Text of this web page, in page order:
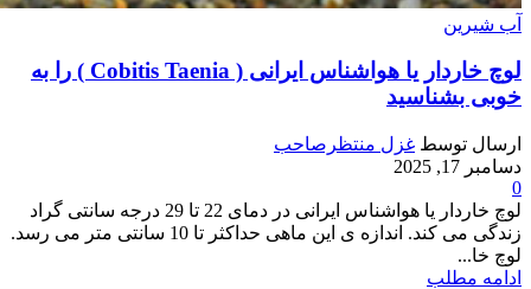
آب شیرین
لوچ خاردار یا هواشناس ایرانی ( Cobitis Taenia ) را به
خوبی بشناسید
ارسال توسط غزل منتظرصاحب
دسامبر 17, 2025
0
لوچ خاردار یا هواشناس ایرانی در دمای 22 تا 29 درجه سانتی گراد
زندگی می کند. اندازه ی این ماهی حداکثر تا 10 سانتی متر می رسد.
لوچ خا...
ادامه مطلب